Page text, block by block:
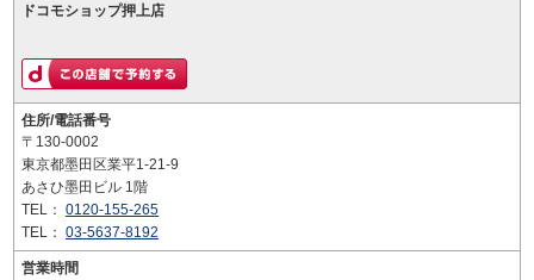
ドコモショップ押上店
住所/電話番号
〒130-0002
東京都墨田区業平1-21-9
あさひ墨田ビル 1階
TEL： 0120-155-265
TEL： 03-5637-8192
営業時間